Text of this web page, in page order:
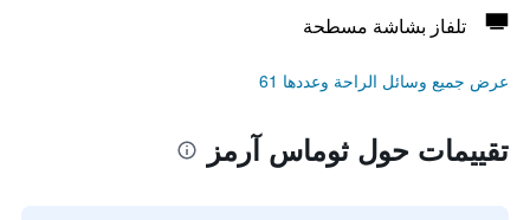
تلفاز بشاشة مسطحة
عرض جميع وسائل الراحة وعددها 61
تقييمات حول ثوماس آرمز